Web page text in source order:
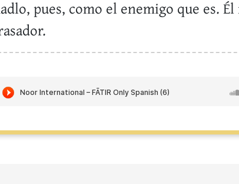
pues, como el enemigo que es.